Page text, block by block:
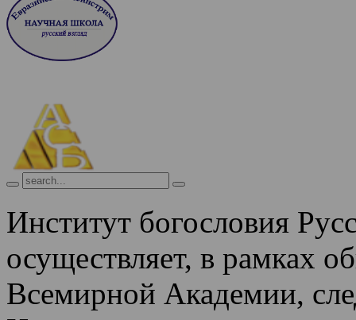
Институт богословия
осуществляет, в рамках
Всемирной Академии,